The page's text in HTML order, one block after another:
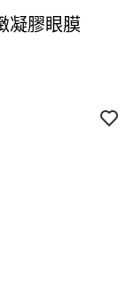
凝膠眼膜